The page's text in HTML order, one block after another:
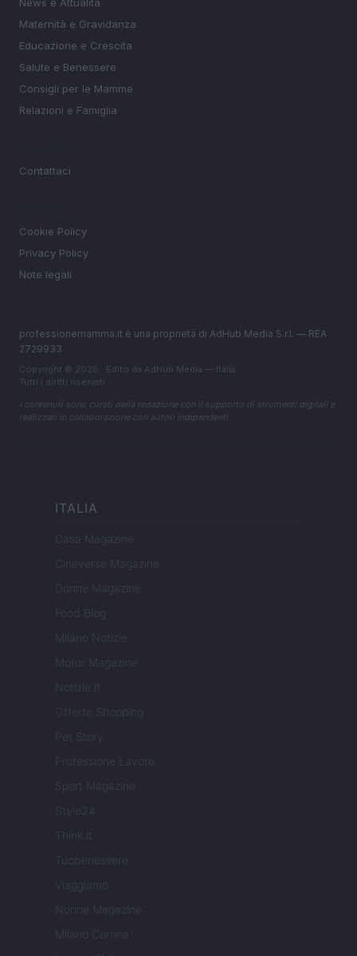
Maternità e Gravidanza
Educazione e Crescita
Salute e Benessere
Consigli per le Mamme
Relazioni e Famiglia
Contattaci
Cookie Policy
Privacy Policy
Note legali
professionemamma.it è una proprietà di AdHub Media S.r.l. — REA
2729933
Copyright © 2026 · Edito da AdHub Media — Italia
Tutti i diritti riservati
I contenuti sono curati dalla redazione con il supporto di strumenti digitali e
realizzati in collaborazione con autori indipendenti.
ITALIA
Casa Magazine
Cineverse Magazine
Donne Magazine
Food Blog
Milano Notizie
Motor Magazine
Notizie.it
Offerte Shopping
Pet Story
Professione Lavoro
Sport Magazine
Style24
Think.it
Tuobenessere
Viaggiamo
Nonne Magazine
Milano Cortina